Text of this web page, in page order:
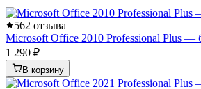
562 отзыва
Microsoft Office 2010 Professional Plus —
1 290 ₽
В корзину